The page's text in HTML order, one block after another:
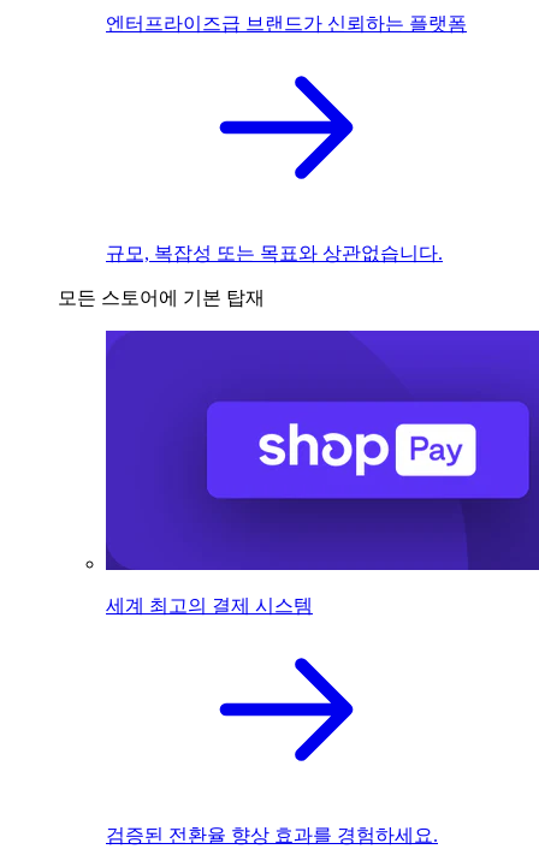
엔터프라이즈급 브랜드가 신뢰하는 플랫폼
규모, 복잡성 또는 목표와 상관없습니다.
모든 스토어에 기본 탑재
세계 최고의 결제 시스템
검증된 전환율 향상 효과를 경험하세요.